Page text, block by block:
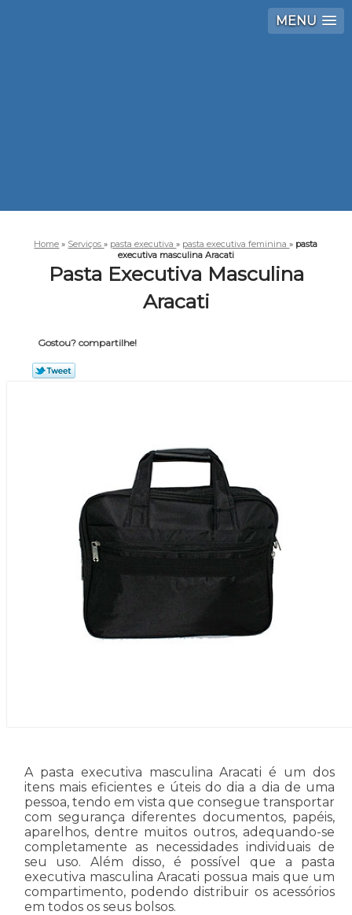
MENU
Home » Serviços» pasta executiva» pasta executiva feminina» pasta
executiva masculina Aracati
Pasta Executiva Masculina
Aracati
Gostou? compartilhe!
A pasta executiva masculina Aracati é um dos
itens mais eficientes e úteis do dia a dia de uma
pessoa, tendo em vista que consegue transportar
com segurança diferentes documentos, papéis,
aparelhos, dentre muitos outros, adequando-se
completamente as necessidades individuais de
seu uso. Além disso, é possível que a pasta
executiva masculina Aracati possua mais que um
compartimento, podendo distribuir os acessórios
em todos os seus bolsos.